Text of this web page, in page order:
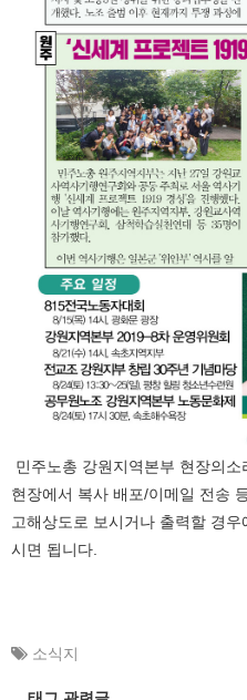
민주노총 강원지역본부 현장의소
현장에서 복사 배포/이메일 전송
고해상도로 보시거나 출력할 경
시면 됩니다.
소식지